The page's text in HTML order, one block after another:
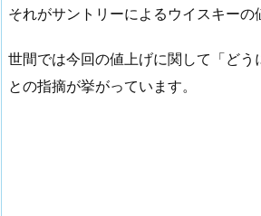
それがサントリーによるウイスキーの
世間では今回の値上げに関して「どう
との指摘が挙がっています。